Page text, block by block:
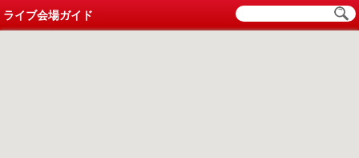
ライブ会場ガイド